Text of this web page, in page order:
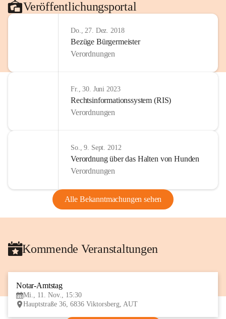
Veröffentlichungsportal
Do., 27. Dez. 2018
Bezüge Bürgermeister
Verordnungen
Fr., 30. Juni 2023
Rechtsinformationssystem (RIS)
Verordnungen
So., 9. Sept. 2012
Verordnung über das Halten von Hunden
Verordnungen
Alle Bekanntmachungen sehen
Kommende Veranstaltungen
Notar-Amtstag
Mi., 11. Nov., 15:30
Hauptstraße 36, 6836 Viktorsberg, AUT